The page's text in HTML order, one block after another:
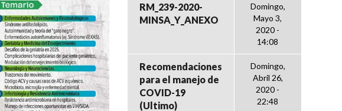
RM_239-2020-
MINSA_Y_ANEXO
Domingo,
Mayo 3,
2020 -
14:08
Recomendaciones
para el manejo de
COVID-19
(Ultimo)
Domingo,
Abril 26,
2020 -
22:48